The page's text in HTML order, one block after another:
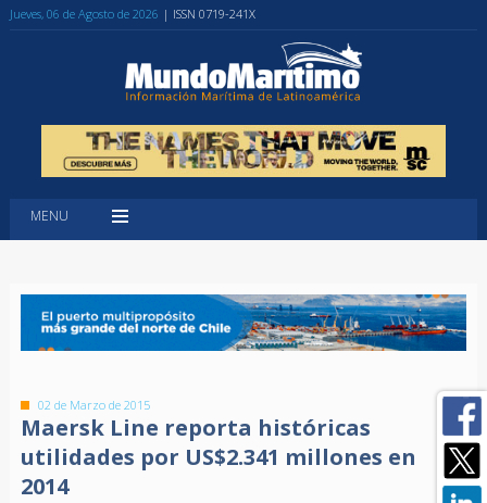
Jueves, 06 de Agosto de 2026 | ISSN 0719-241X
MENU
02 de Marzo de 2015
Maersk Line reporta históricas
utilidades por US$2.341 millones en
2014